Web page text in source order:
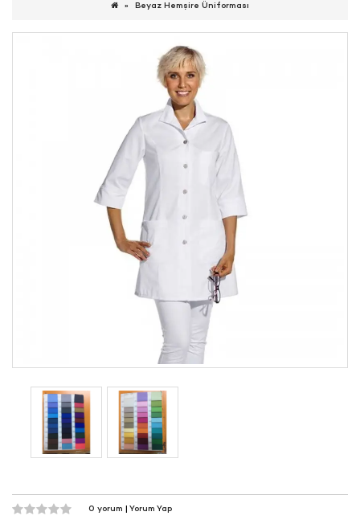
Beyaz Hemşire Üniforması
0 yorum Yorum Yap